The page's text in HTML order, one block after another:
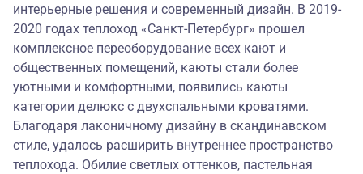
интерьерные решения и современный дизайн. В 2019-
2020 годах теплоход «Санкт-Петербург» прошел
комплексное переоборудование всех кают и
общественных помещений, каюты стали более
уютными и комфортными, появились каюты
категории делюкс с двухспальными кроватями.
Благодаря лаконичному дизайну в скандинавском
стиле, удалось расширить внутреннее пространство
теплохода. Обилие светлых оттенков, пастельная